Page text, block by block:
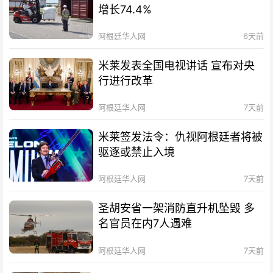
增长74.4%
阿根廷华人网 6天前
米莱发表全国电视讲话 宣布对央
行进行改革
阿根廷华人网 7天前
米莱签发法令：仇视阿根廷者将被
驱逐或禁止入境
阿根廷华人网 7天前
圣胡安省一架消防直升机坠毁 多
名官员在内7人遇难
阿根廷华人网 7天前